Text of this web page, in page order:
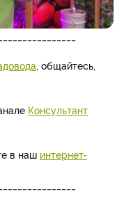
, общайтесь,
Консультант
в наш интернет-